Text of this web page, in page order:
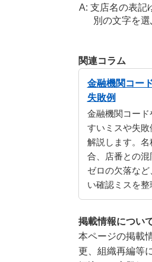
支店名の表記
別の文字を選
関連コラム
金融機関コー
失敗例
金融機関コー
すいミスや失敗
解説します。
合、店番との
ゼロの欠落な
い確認ミスを整
掲載情報につい
本ページの掲載
更、組織再編等